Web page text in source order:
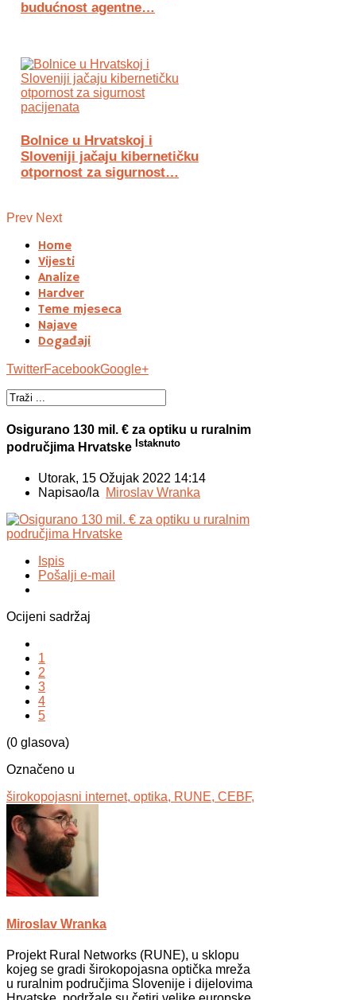
budućnost agentne…
Bolnice u Hrvatskoj i
Sloveniji jačaju kibernetičku
otpornost za sigurnost…
Prev Next
Home
Vijesti
Analize
Hardver
Teme mjeseca
Najave
Događaji
TwitterFacebookGoogle+
Osigurano 130 mil. € za optiku u ruralnim
područjima Hrvatske Istaknuto
Utorak, 15 Ožujak 2022 14:14
Napisao/la Miroslav Wranka
Ispis
Pošalji e-mail
Ocijeni sadržaj
1
2
3
4
5
(0 glasova)
Označeno u
širokopojasni internet, optika, RUNE, CEBF,
Miroslav Wranka
Projekt Rural Networks (RUNE), u sklopu
kojeg se gradi širokopojasna optička mreža
u ruralnim područjima Slovenije i dijelovima